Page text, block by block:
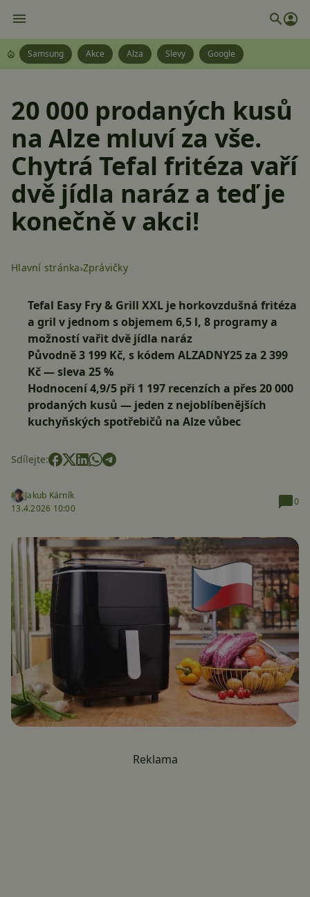
Samsung Akce Alza Slevy Google
20 000 prodaných kusů
na Alze mluví za vše.
Chytrá Tefal fritéza vaří
dvě jídla naráz a teď je
konečně v akci!
Hlavní stránka Zprávičky
Tefal Easy Fry & Grill XXL je horkovzdušná fritéza
a gril v jednom s objemem 6,5 l, 8 programy a
možností vařit dvě jídla naráz
Původně 3 199 Kč, s kódem ALZADNY25za 2 399
Kč— sleva 25 %
Hodnocení 4,9/5 při 1 197 recenzích a přes 20 000
prodaných kusů — jeden z nejoblíbenějších
kuchyňských spotřebičů na Alze vůbec
Sdílejte:
Jakub Kárník
13.4.2026 10:00
0
Reklama